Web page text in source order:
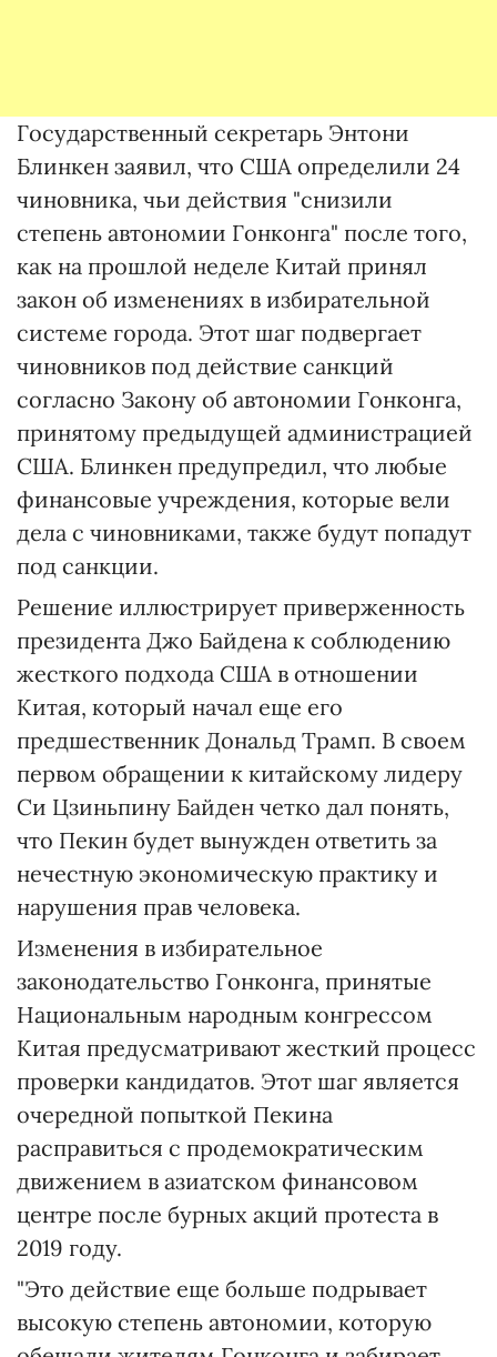
Государственный секретарь Энтони
Блинкен заявил, что США определили 24
чиновника, чьи действия "снизили
степень автономии Гонконга" после того,
как на прошлой неделе Китай принял
закон об изменениях в избирательной
системе города. Этот шаг подвергает
чиновников под действие санкций
согласно Закону об автономии Гонконга,
принятому предыдущей администрацией
США. Блинкен предупредил, что любые
финансовые учреждения, которые вели
дела с чиновниками, также будут попадут
под санкции.
Решение иллюстрирует приверженность
президента Джо Байдена к соблюдению
жесткого подхода США в отношении
Китая, который начал еще его
предшественник Дональд Трамп. В своем
первом обращении к китайскому лидеру
Си Цзиньпину Байден четко дал понять,
что Пекин будет вынужден ответить за
нечестную экономическую практику и
нарушения прав человека.
Изменения в избирательное
законодательство Гонконга, принятые
Национальным народным конгрессом
Китая предусматривают жесткий процесс
проверки кандидатов. Этот шаг является
очередной попыткой Пекина
расправиться с продемократическим
движением в азиатском финансовом
центре после бурных акций протеста в
2019 году.
"Это действие еще больше подрывает
высокую степень автономии, которую